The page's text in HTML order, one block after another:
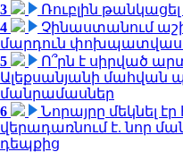
3
Ռուբլին
4
Չինաստանում
մարդուն
5
Ո՞րն է սիրված
Ալեքսանյանի մահվան
մանրամասներ
6
Նորայրը մեկնել
վերադառնում է. նոր
դեպքից